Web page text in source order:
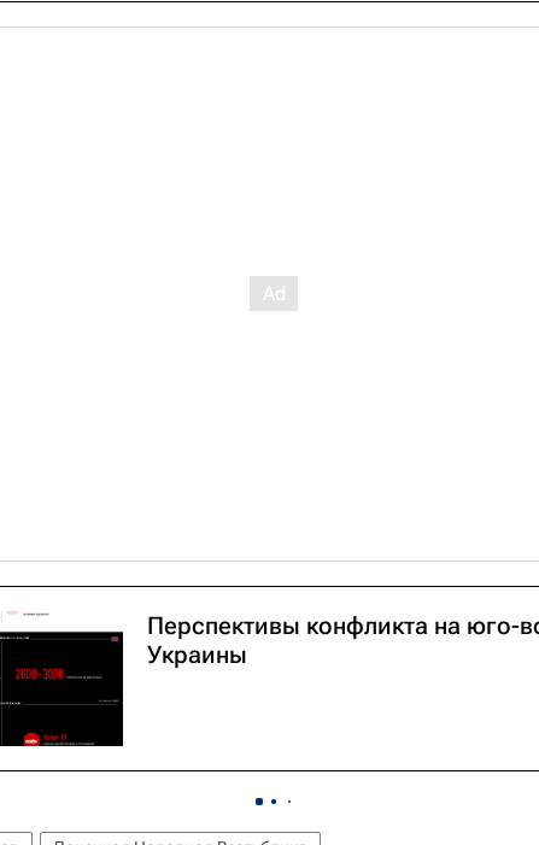
Перспективы конфликта на юго-
Украины